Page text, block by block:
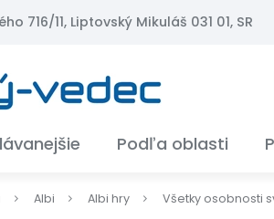
716/11, Liptovský Mikuláš 031 01, SR
Podľa oblasti
Albi Albi hry Všetky osobnosti